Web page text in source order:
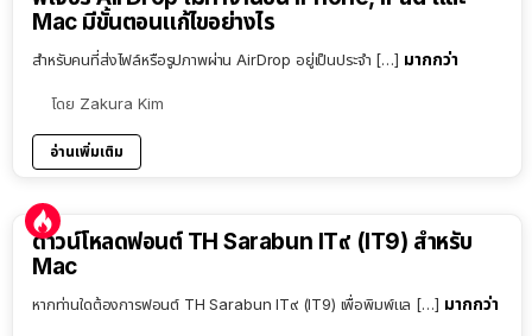
Mac มีขั้นตอนแก้ไขอย่างไร
สำหรับคนที่ส่งไฟล์หรือรูปภาพผ่าน AirDrop อยู่เป็นประจำ […] มากกว่า
โดย Zakura Kim
อ่านเพิ่มเติม
ดาวน์โหลดฟอนต์ TH Sarabun IT๙ (IT9) สำหรับ
Mac
หากท่านใดต้องการฟอนต์ TH Sarabun IT๙ (IT9) เพื่อพิมพ์แล […] มากกว่า